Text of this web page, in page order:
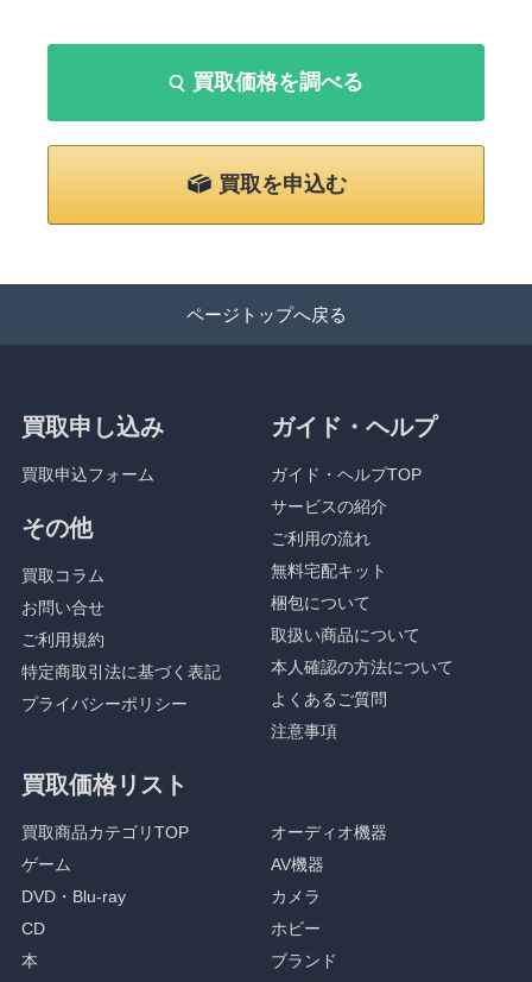
買取価格を調べる
買取を申込む
ページトップへ戻る
買取申し込み
買取申込フォーム
その他
買取コラム
お問い合せ
ご利用規約
特定商取引法に基づく表記
プライバシーポリシー
ガイド・ヘルプ
ガイド・ヘルプTOP
サービスの紹介
ご利用の流れ
無料宅配キット
梱包について
取扱い商品について
本人確認の方法について
よくあるご質問
注意事項
買取価格リスト
買取商品カテゴリTOP
ゲーム
DVD・Blu-ray
CD
本
オーディオ機器
AV機器
カメラ
ホビー
ブランド